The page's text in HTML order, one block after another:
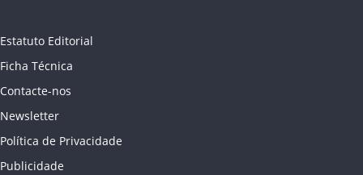
Estatuto Editorial
Ficha Técnica
Contacte-nos
Newsletter
Política de Privacidade
Publicidade